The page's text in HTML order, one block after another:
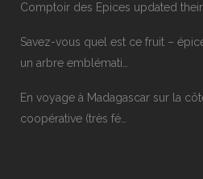
Comptoir des Epices updated
Savez-vous quel est ce fruit –
un arbre emblémati…
En voyage à Madagascar sur la
coopérative (très fé…